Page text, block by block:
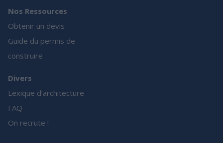
Nos Ressources
Obtenir un devis
Guide du permis de
construire
Divers
Lexique d’architecture
FAQ
On recrute !